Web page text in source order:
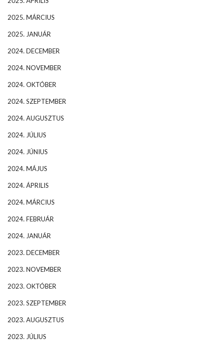
2025. MÁRCIUS
2025. JANUÁR
2024. DECEMBER
2024. NOVEMBER
2024. OKTÓBER
2024. SZEPTEMBER
2024. AUGUSZTUS
2024. JÚLIUS
2024. JÚNIUS
2024. MÁJUS
2024. ÁPRILIS
2024. MÁRCIUS
2024. FEBRUÁR
2024. JANUÁR
2023. DECEMBER
2023. NOVEMBER
2023. OKTÓBER
2023. SZEPTEMBER
2023. AUGUSZTUS
2023. JÚLIUS